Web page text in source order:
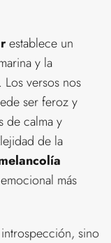
establece un
y la
Los versos nos
ser feroz y
de calma y
de la
más
sino